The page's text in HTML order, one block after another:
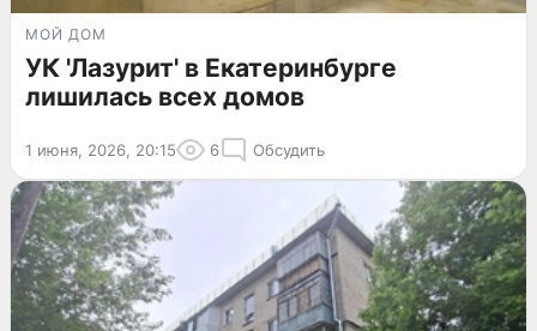
МОЙ ДОМ
УК 'Лазурит' в Екатеринбурге
лишилась всех домов
1 июня, 2026, 20:15 6 Обсудить